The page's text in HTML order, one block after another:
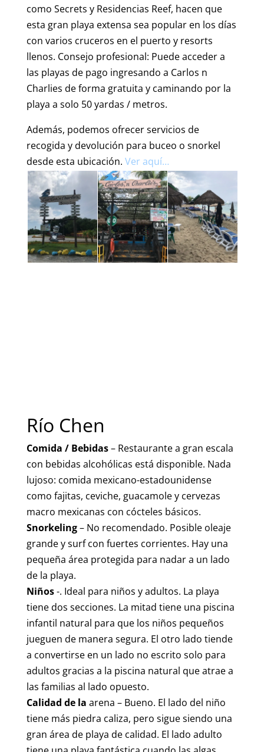
como Secrets y Residencias Reef, hacen que
esta gran playa extensa sea popular en los días
con varios cruceros en el puerto y resorts
llenos. Consejo profesional: Puede acceder a
las playas de pago ingresando a Carlos n
Charlies de forma gratuita y caminando por la
playa a solo 50 yardas / metros.
Además, podemos ofrecer servicios de
recogida y devolución para buceo o snorkel
desde esta ubicación. Ver aquí…
Río Chen
Comida / Bebidas– Restaurante a gran escala
con bebidas alcohólicas está disponible. Nada
lujoso: comida mexicano-estadounidense
como fajitas, ceviche, guacamole y cervezas
macro mexicanas con cócteles básicos.
Snorkeling– No recomendado. Posible oleaje
grande y surf con fuertes corrientes. Hay una
pequeña área protegida para nadar a un lado
de la playa.
Niños-. Ideal para niños y adultos. La playa
tiene dos secciones. La mitad tiene una piscina
infantil natural para que los niños pequeños
jueguen de manera segura. El otro lado tiende
a convertirse en un lado no escrito solo para
adultos gracias a la piscina natural que atrae a
las familias al lado opuesto.
Calidad de la arena – Bueno. El lado del niño
tiene más piedra caliza, pero sigue siendo una
gran área de playa de calidad. El lado adulto